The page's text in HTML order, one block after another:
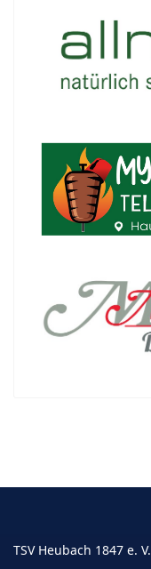
TSV Heubach 1847 e. V.